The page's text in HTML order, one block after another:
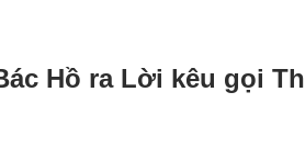
Hồ ra Lời kêu gọi